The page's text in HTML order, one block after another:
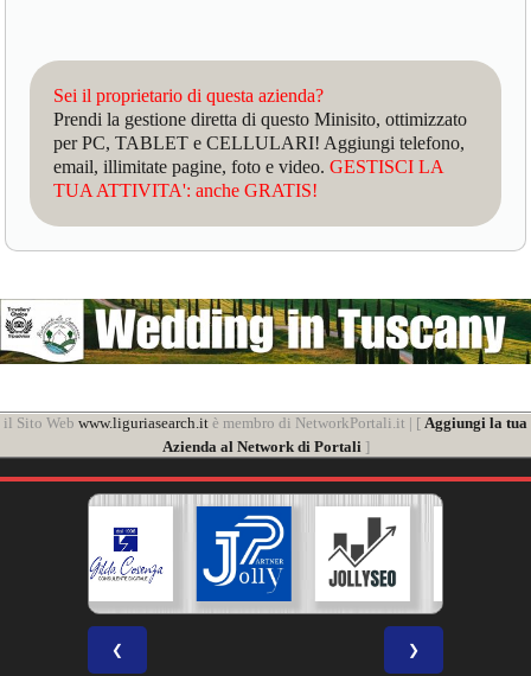
Sei il proprietario di questa azienda?
Prendi la gestione diretta di questo Minisito, ottimizzato
per PC, TABLET e CELLULARI! Aggiungi telefono,
email, illimitate pagine, foto e video.GESTISCI LA
TUA ATTIVITA': anche GRATIS!
il Sito Web www.liguriasearch.it è membro di NetworkPortali.it | [ Aggiungi la tua
Azienda al Network di Portali]
❮ ❯